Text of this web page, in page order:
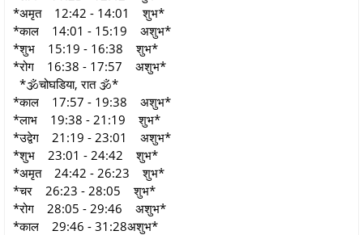
*अमृत 12:42 - 14:01 शुभ*
*काल 14:01 - 15:19 अशुभ*
*शुभ 15:19 - 16:38 शुभ*
*रोग 16:38 - 17:57 अशुभ*
*🕉चोघडिया, रात 🕉*
*काल 17:57 - 19:38 अशुभ*
*लाभ 19:38 - 21:19 शुभ*
*उद्वेग 21:19 - 23:01 अशुभ*
*शुभ 23:01 - 24:42 शुभ*
*अमृत 24:42 - 26:23 शुभ*
*चर 26:23 - 28:05 शुभ*
*रोग 28:05 - 29:46 अशुभ*
*काल 29:46 - 31:28अशुभ*